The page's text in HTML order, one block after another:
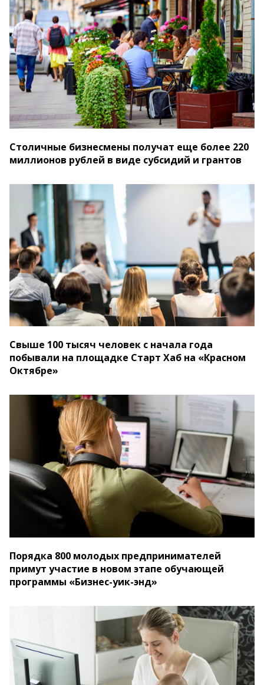
Столичные бизнесмены получат еще более 220
миллионов рублей в виде субсидий и грантов
Свыше 100 тысяч человек с начала года
побывали на площадке Старт Хаб на «Красном
Октябре»
Порядка 800 молодых предпринимателей
примут участие в новом этапе обучающей
программы «Бизнес-уик-энд»